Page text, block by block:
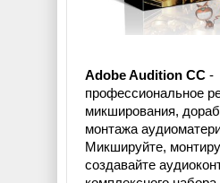
Adobe Audition CC -
профессиональное
микширования,
монтажа
Микшируйте,
создавайте